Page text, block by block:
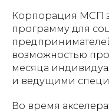
Корпорация МСП
программу для
возможностью
месяца
и ведущими
Во время